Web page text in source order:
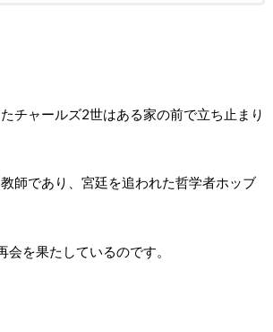
チャールズ2世はある家の前で立ち止まり
師であり、宮廷を追われた哲学者ホッブ
会を果たしているのです。